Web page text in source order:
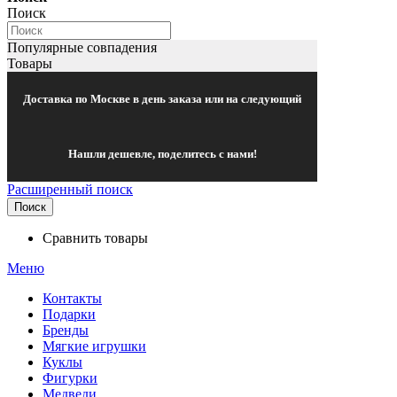
Поиск
Популярные совпадения
Товары
Доставка по Москве в день заказа или на следующий
Нашли дешевле, поделитесь с нами!
Расширенный поиск
Поиск
Сравнить товары
Меню
Контакты
Подарки
Бренды
Мягкие игрушки
Куклы
Фигурки
Медведи